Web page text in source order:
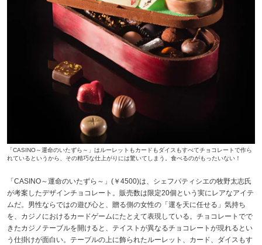
「CASINO～運命のいたずら～」はルーレットもカードもダイスもすべてチョコレートで作ら
れているというから、その精巧な仕上がりには驚いてしまう。食べるのがもったいない！
「CASINO～運命のいたずら～」(￥4500)は、シェフパティシエの牧野太志氏
が考案したデザインチョコレート。販売数は限定20個という実にレアなアイテ
ムだ。男性ならではの遊び心と、贈る側の女性の「運を天に任せる」気持ち
を、カジノにおけるカードゲームにたとえて表現している。チョコレートでで
きたカジノテーブルを開けると、テイストが異なるチョコレートが現れるとい
う仕掛けが面白い。テーブルの上に飾られたルーレット、カード、ダイスもす